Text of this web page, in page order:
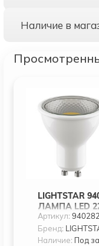
Наличие в
LIGHTSTAR
ЛАМПА LED
HP16 GU10
7W=60W
55G CL 2800K
Артикул:940282
Бренд:
Наличие: Под